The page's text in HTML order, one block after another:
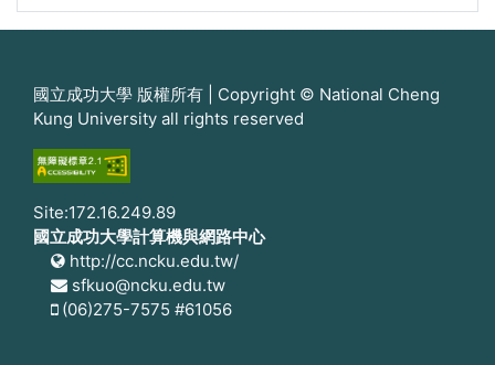
國立成功大學 版權所有 | Copyright © National Cheng
Kung University all rights reserved
Site:172.16.249.89
國立成功大學計算機與網路中心
http://cc.ncku.edu.tw/
sfkuo@ncku.edu.tw
(06)275-7575 #61056